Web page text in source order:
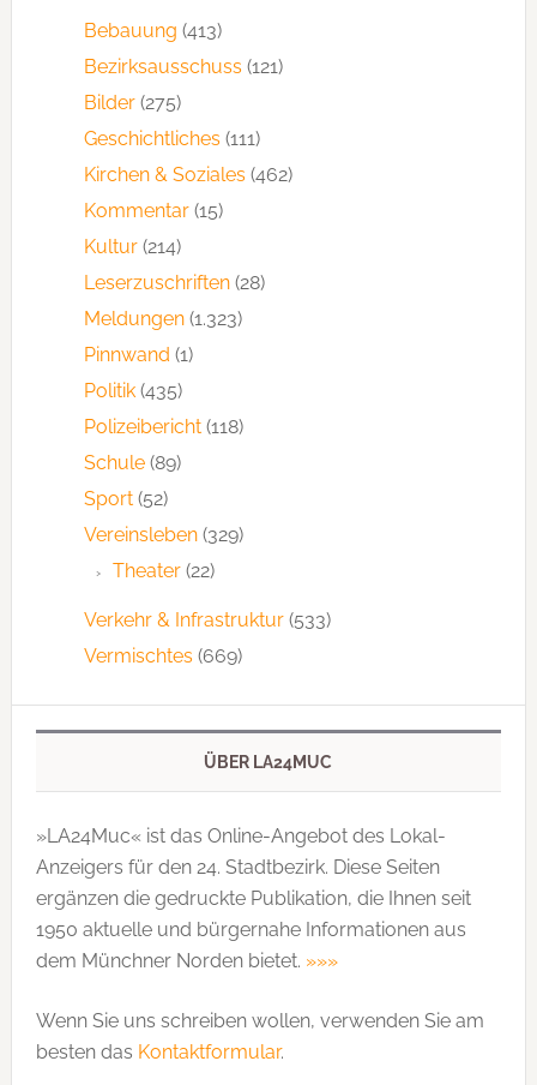
Bebauung (413)
Bezirksausschuss (121)
Bilder(275)
Geschichtliches (111)
Kirchen & Soziales (462)
Kommentar(15)
Kultur(214)
Leserzuschriften(28)
Meldungen(1.323)
Pinnwand (1)
Politik(435)
Polizeibericht(118)
Schule(89)
Sport(52)
Vereinsleben(329)
Theater(22)
Verkehr & Infrastruktur(533)
Vermischtes (669)
ÜBER LA24MUC
»LA24Muc« ist das Online-Angebot des Lokal-
Anzeigers für den 24. Stadtbezirk. Diese Seiten
ergänzen die gedruckte Publi­kation, die Ihnen seit
1950 aktuelle und bürgernahe Informationen aus
dem Münchner Norden bietet. »»»
Wenn Sie uns schreiben wollen, verwenden Sie am
besten das Kontaktformular.